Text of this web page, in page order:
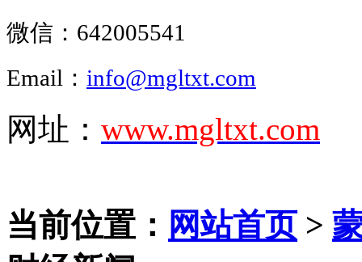
微信： 642005541
Email： info@mgltxt.com
网址： www.mgltxt.com
当前位置： 网站首页>